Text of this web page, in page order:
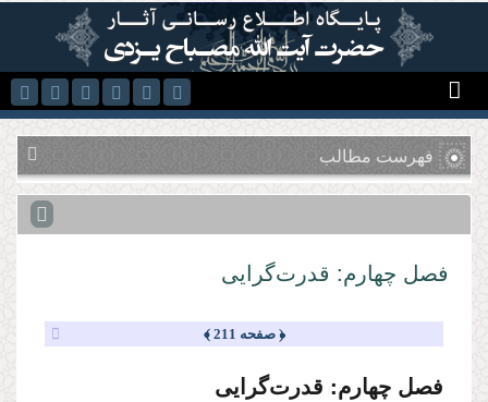
رفتن به محتوای اصلی
فهرست مطالب
فصل چهارم: قدرت‌گرایی
﴿ صفحه 211 ﴾
فصل چهارم: قدرت‌گرایی